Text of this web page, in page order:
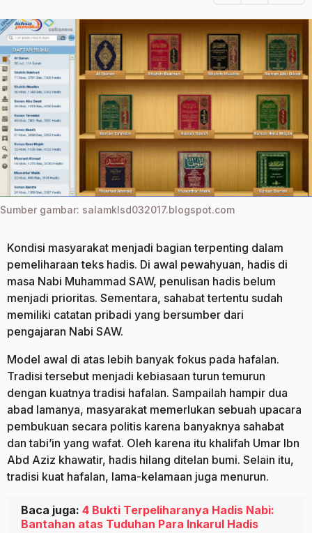
g
o
n
a
g
o
Sumber gambar: salamklsd032017.blogspot.com
Kondisi masyarakat menjadi bagian terpenting dalam
pemeliharaan teks hadis. Di awal pewahyuan, hadis di
masa Nabi Muhammad SAW, penulisan hadis belum
menjadi prioritas. Sementara, sahabat tertentu sudah
memiliki catatan pribadi yang bersumber dari
pengajaran Nabi SAW.
Model awal di atas lebih banyak fokus pada hafalan.
Tradisi tersebut menjadi kebiasaan turun temurun
dengan kuatnya tradisi hafalan. Sampailah hampir dua
abad lamanya, masyarakat memerlukan sebuah upacara
pembukuan secara politis karena banyaknya sahabat
dan tabi’in yang wafat. Oleh karena itu khalifah Umar Ibn
Abd Aziz khawatir, hadis hilang ditelan bumi. Selain itu,
tradisi kuat hafalan, lama-kelamaan juga menurun.
Baca juga: 4 Bukti Terpeliharanya Hadis Nabi:
Bantahan atas Tuduhan Para Inkarul Hadis